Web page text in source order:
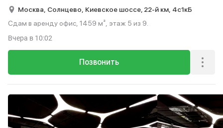
Москва, Солнцево, Киевское шоссе, 22-й км, 4с1кБ
Сдам в аренду офис, 1459 м², этаж 5 из 9.
Позвонить
Вчера в 10:02